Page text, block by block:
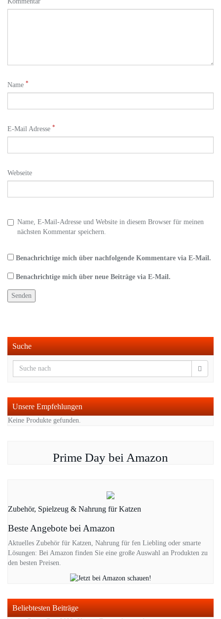
Name *
E-Mail Adresse *
Webseite
Name, E-Mail-Adresse und Website in diesem Browser für meinen
nächsten Kommentar speichern.
Benachrichtige mich über nachfolgende Kommentare via E-Mail.
Benachrichtige mich über neue Beiträge via E-Mail.
Suche
Unsere Empfehlungen
Keine Produkte gefunden.
Prime Day bei Amazon
Zubehör, Spielzeug & Nahrung für Katzen
Beste Angebote bei Amazon
Aktuelles Zubehör für Katzen, Nahrung für fen Liebling oder smarte
Lösungen: Bei Amazon finden Sie eine große Auswahl an Produkten zu
den besten Preisen.
Beliebtesten Beiträge